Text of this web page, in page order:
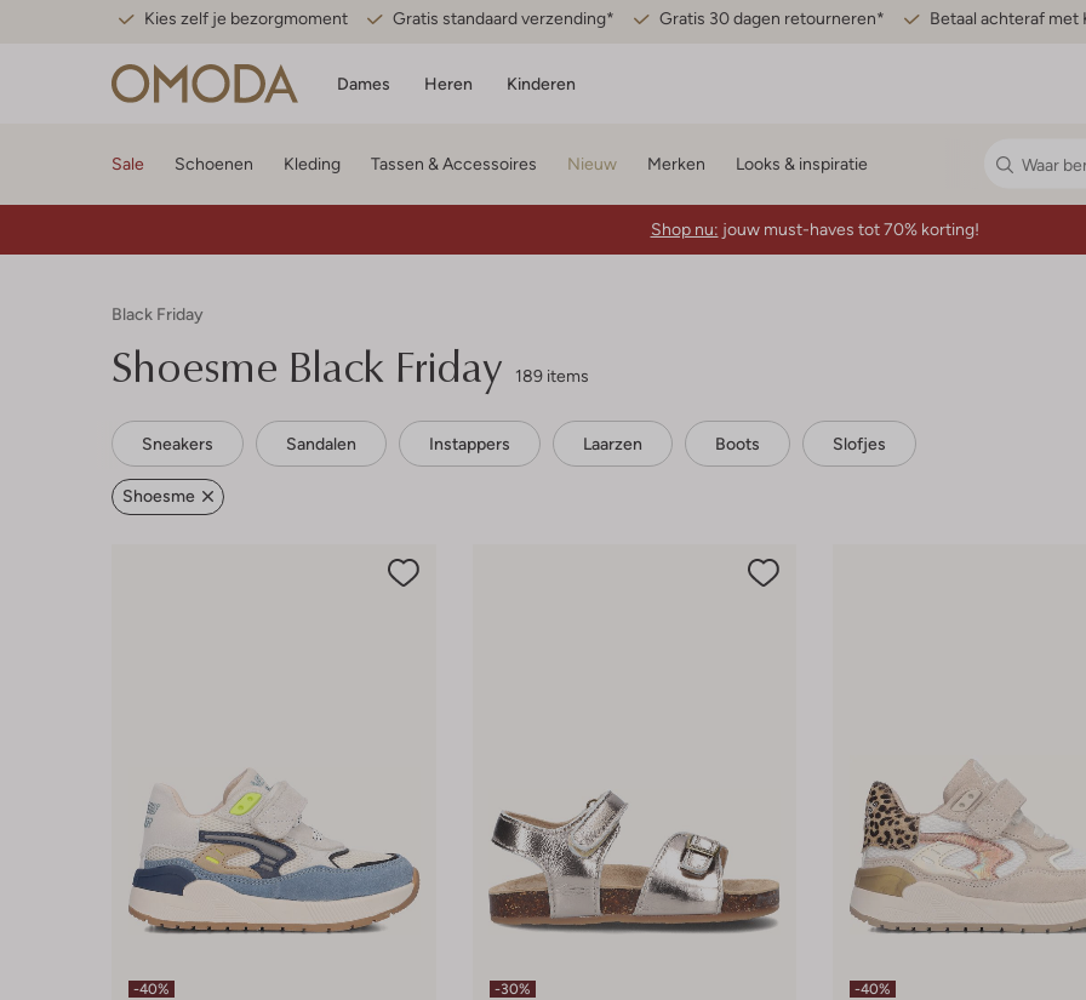
Kies zelf je bezorgmoment Gratis standaard verzending* Gratis 30 dagen retourneren* Betaal achteraf met
Dames Heren Kinderen
Sale Schoenen Kleding Tassen & Accessoires Nieuw Merken Looks & inspiratie
Shop nu: jouw must-haves tot 70% korting!
Black Friday
Shoesme Black Friday 189 items
Sneakers Sandalen Instappers Laarzen Boots Slofjes
Shoesme
-40% -30% -40%